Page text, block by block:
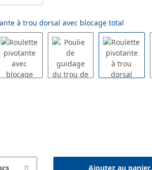
à trou dorsal avec blocage total
Ajoutez au panier.